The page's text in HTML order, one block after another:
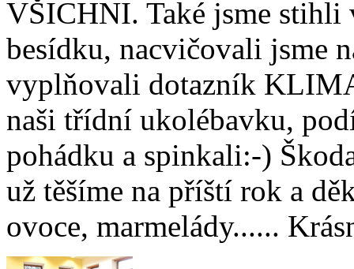
VŠICHNI. Také jsme stihli
besídku, nacvičovali jsme
vyplňovali dotazník
naši třídní ukolébavku,
pohádku a spinkali:-)
už těšíme na příští rok a
ovoce, marmelády......